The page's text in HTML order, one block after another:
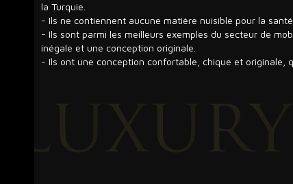
la Turquie.
- Ils ne contiennent aucune matière nuisible pour la santé
- Ils sont parmi les meilleurs exemples du secteur de
inégale et une conception originale.
- Ils ont une conception confortable, chique et originale,